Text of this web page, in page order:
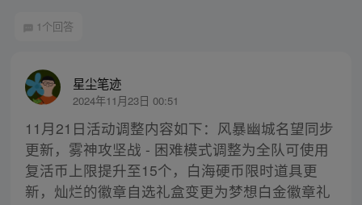
1个回答
星尘笔迹
2024年11月23日 00:51
11月21日活动调整内容如下：风暴幽城名望同步
更新，雾神攻坚战 - 困难模式调整为全队可使用
复活币上限提升至15个，白海硬币限时道具更
新，灿烂的徽章自选礼盒变更为梦想白金徽章礼